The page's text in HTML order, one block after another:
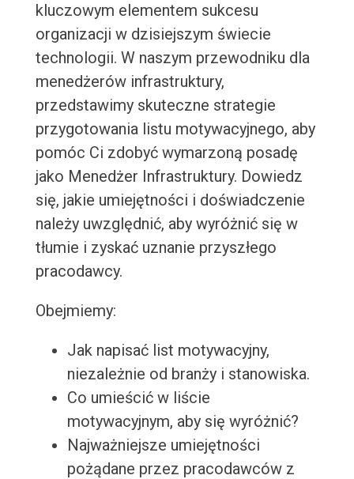
kluczowym elementem sukcesu
organizacji w dzisiejszym świecie
technologii. W naszym przewodniku dla
menedżerów infrastruktury,
przedstawimy skuteczne strategie
przygotowania listu motywacyjnego, aby
pomóc Ci zdobyć wymarzoną posadę
jako Menedżer Infrastruktury. Dowiedz
się, jakie umiejętności i doświadczenie
należy uwzględnić, aby wyróżnić się w
tłumie i zyskać uznanie przyszłego
pracodawcy.
Obejmiemy:
Jak napisać list motywacyjny,
niezależnie od branży i stanowiska.
Co umieścić w liście
motywacyjnym, aby się wyróżnić?
Najważniejsze umiejętności
pożądane przez pracodawców z